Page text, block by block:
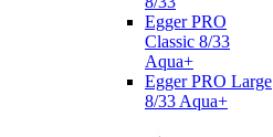
Egger PRO
Classic 8/33
Aqua+
Egger PRO Large
8/33 Aqua+